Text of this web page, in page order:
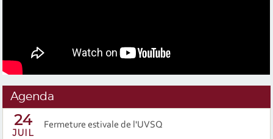
Agenda
24
JUIL
Fermeture estivale de l'UVSQ